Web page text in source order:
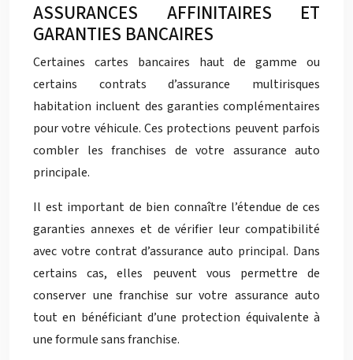
ASSURANCES AFFINITAIRES ET
GARANTIES BANCAIRES
Certaines cartes bancaires haut de gamme ou
certains contrats d’assurance multirisques
habitation incluent des garanties complémentaires
pour votre véhicule. Ces protections peuvent parfois
combler les franchises de votre assurance auto
principale.
Il est important de bien connaître l’étendue de ces
garanties annexes et de vérifier leur compatibilité
avec votre contrat d’assurance auto principal. Dans
certains cas, elles peuvent vous permettre de
conserver une franchise sur votre assurance auto
tout en bénéficiant d’une protection équivalente à
une formule sans franchise.